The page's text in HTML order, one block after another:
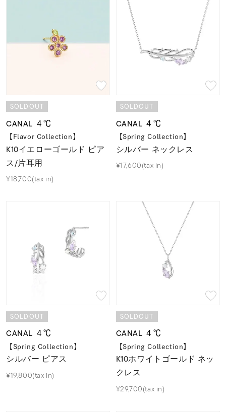
SOLDOUT
CANAL ４℃
【Flavor Collection】
K10イエローゴールド ピア
ス/片耳用
¥18,700(tax in)
SOLDOUT
CANAL ４℃
【Spring Collection】
シルバー ネックレス
¥17,600(tax in)
SOLDOUT
CANAL ４℃
【Spring Collection】
シルバー ピアス
¥19,800(tax in)
SOLDOUT
CANAL ４℃
【Spring Collection】
K10ホワイトゴールド ネッ
クレス
¥29,700(tax in)